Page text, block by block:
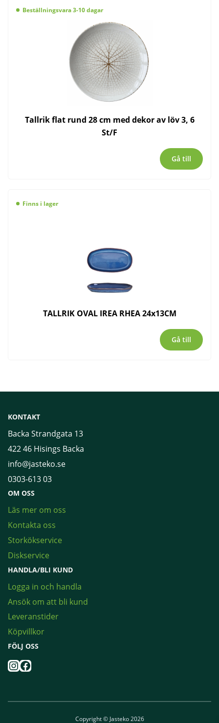
Beställningsvara 3-10 dagar
Tallrik flat rund 28 cm med dekor av löv 3, 6
St/F
Gå till
Finns i lager
TALLRIK OVAL IREA RHEA 24x13CM
Gå till
KONTAKT
Backa Strandgata 13
422 46 Hisings Backa
info@jasteko.se
0303-613 03
OM OSS
Läs mer om oss
Kontakta oss
Storkökservice
Diskservice
HANDLA/BLI KUND
Logga in och handla
Ansök om att bli kund
Leveranstider
Köpvillkor
FÖLJ OSS
Instagram
Facebook
Copyright © Jasteko 2026